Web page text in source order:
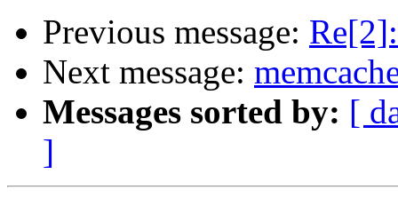
Previous message:
Next message:
Messages sorted by: [
]